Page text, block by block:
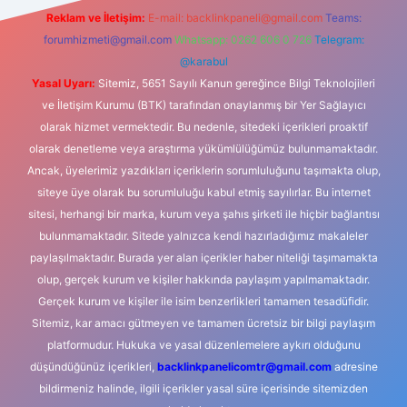
Reklam ve İletişim: E-mail: backlinkpaneli@gmail.com Teams:
forumhizmeti@gmail.com Whatsapp: 0262 606 0 726 Telegram:
@karabul
Yasal Uyarı: Sitemiz, 5651 Sayılı Kanun gereğince Bilgi Teknolojileri
ve İletişim Kurumu (BTK) tarafından onaylanmış bir Yer Sağlayıcı
olarak hizmet vermektedir. Bu nedenle, sitedeki içerikleri proaktif
olarak denetleme veya araştırma yükümlülüğümüz bulunmamaktadır.
Ancak, üyelerimiz yazdıkları içeriklerin sorumluluğunu taşımakta olup,
siteye üye olarak bu sorumluluğu kabul etmiş sayılırlar. Bu internet
sitesi, herhangi bir marka, kurum veya şahıs şirketi ile hiçbir bağlantısı
bulunmamaktadır. Sitede yalnızca kendi hazırladığımız makaleler
paylaşılmaktadır. Burada yer alan içerikler haber niteliği taşımamakta
olup, gerçek kurum ve kişiler hakkında paylaşım yapılmamaktadır.
Gerçek kurum ve kişiler ile isim benzerlikleri tamamen tesadüfidir.
Sitemiz, kar amacı gütmeyen ve tamamen ücretsiz bir bilgi paylaşım
platformudur. Hukuka ve yasal düzenlemelere aykırı olduğunu
düşündüğünüz içerikleri, backlinkpanelicomtr@gmail.comadresine
bildirmeniz halinde, ilgili içerikler yasal süre içerisinde sitemizden